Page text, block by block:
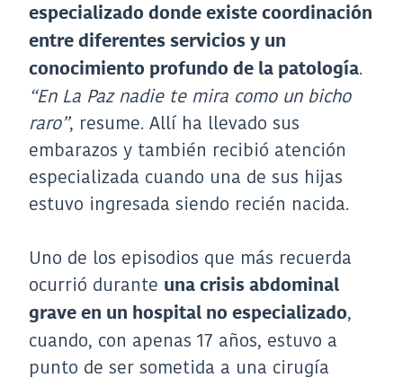
especializado donde existe coordinación
entre diferentes servicios y un
conocimiento profundo de la patología.
“En La Paz nadie te mira como un bicho
raro”, resume. Allí ha llevado sus
embarazos y también recibió atención
especializada cuando una de sus hijas
estuvo ingresada siendo recién nacida.
Uno de los episodios que más recuerda
ocurrió durante una crisis abdominal
grave en un hospital no especializado,
cuando, con apenas 17 años, estuvo a
punto de ser sometida a una cirugía